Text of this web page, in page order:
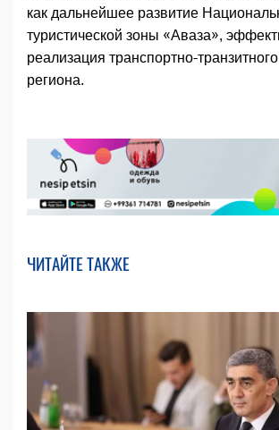
как дальнейшее развитие
туристической зоны «Аваза»,
реализация транспортно-
региона.
ЧИТАЙТЕ ТАКЖЕ